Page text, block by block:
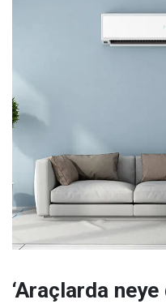
‘Araçlarda